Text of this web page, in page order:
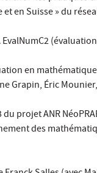
en Suisse » du
en
Grapin, Éric
projet ANR
des